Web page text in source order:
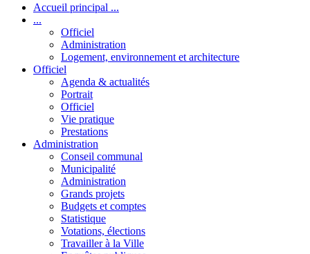
Accueil principal ...
...
Officiel
Administration
Logement, environnement et architecture
Officiel
Agenda & actualités
Portrait
Officiel
Vie pratique
Prestations
Administration
Conseil communal
Municipalité
Administration
Grands projets
Budgets et comptes
Statistique
Votations, élections
Travailler à la Ville